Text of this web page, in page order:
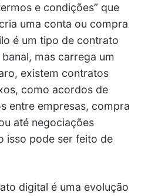
e condições” que
uma conta ou compra
é um tipo de contrato
mas carrega um
existem contratos
como acordos de
entre empresas, compra
até negociações
isso pode ser feito de
digital é uma evolução